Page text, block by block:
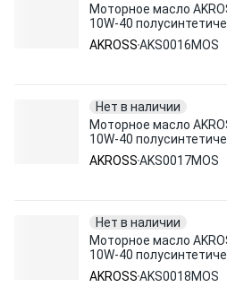
Моторное масло
10W-40
AKROSSAKS0016MOS
Нет в наличии
Моторное масло
10W-40
AKROSSAKS0017MOS
Нет в наличии
Моторное масло
10W-40
AKROSSAKS0018MOS